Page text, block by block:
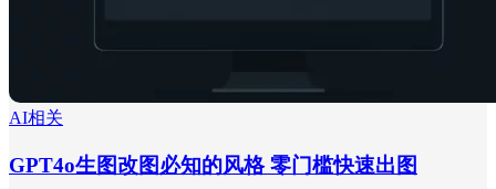
AI相关
GPT4o生图改图必知的风格 零门槛快速出图